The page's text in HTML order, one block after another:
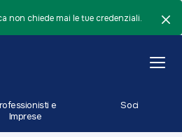
non chiede mai le tue credenziali.
e
Imprese
Soci